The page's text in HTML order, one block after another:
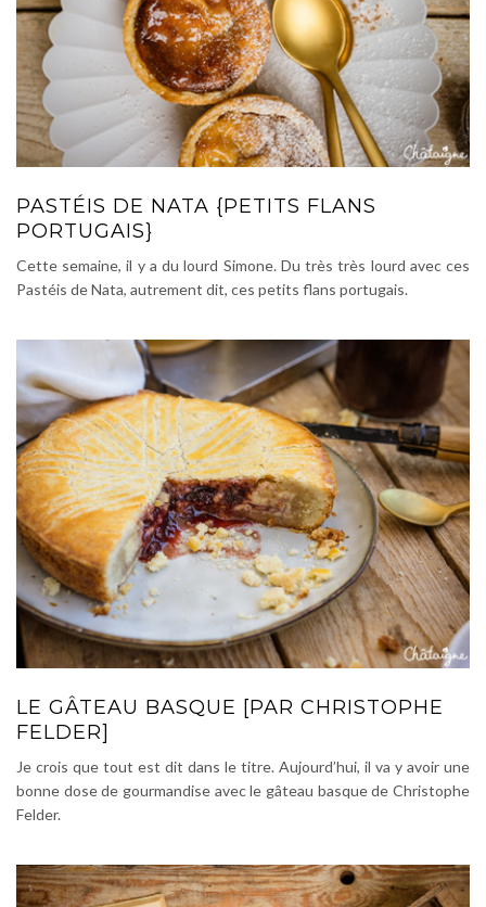
PASTÉIS DE NATA {PETITS FLANS
PORTUGAIS}
Cette semaine, il y a du lourd Simone. Du très très lourd avec ces
Pastéis de Nata, autrement dit, ces petits flans portugais.
LE GÂTEAU BASQUE [PAR CHRISTOPHE
FELDER]
Je crois que tout est dit dans le titre. Aujourd’hui, il va y avoir une
bonne dose de gourmandise avec le gâteau basque de Christophe
Felder.